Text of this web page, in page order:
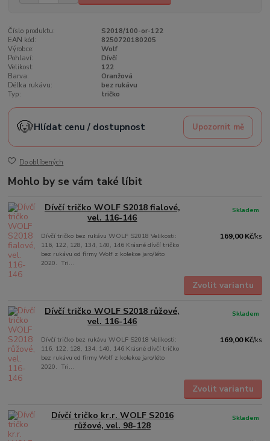
Číslo produktu:
S2018/100-or-122
EAN kód:
8250720180205
Výrobce:
Wolf
Pohlaví:
Dívčí
Velikost:
122
Barva:
Oranžová
Délka rukávu:
bez rukávu
Typ:
tričko
🐶Hlídat cenu / dostupnost Upozornit mě
Do oblíbených
Mohlo by se vám také líbit
Dívčí tričko WOLF S2018 fialové,
vel. 116-146
Dívčí tričko bez rukávu WOLF S2018 Velikosti:
116, 122, 128, 134, 140, 146 Krásné dívčí tričko
bez rukávu od firmy Wolf z kolekce jaro/léto
2020. Tri...
169,00 Kč/ks
Skladem
Zvolit variantu
Dívčí tričko WOLF S2018 růžové,
vel. 116-146
Dívčí tričko bez rukávu WOLF S2018 Velikosti:
116, 122, 128, 134, 140, 146 Krásné dívčí tričko
bez rukávu od firmy Wolf z kolekce jaro/léto
2020. Tri...
169,00 Kč/ks
Skladem
Zvolit variantu
Dívčí tričko kr.r. WOLF S2016
růžové, vel. 98-128
Skladem